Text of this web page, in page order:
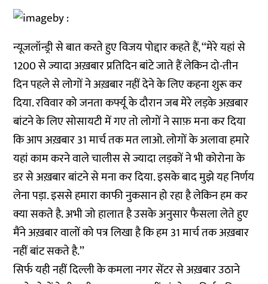
न्यूजलॉन्ड्री से बात करते हुए विजय पोद्दार कहते हैं, ‘‘मेरे यहां से
1200 से ज्यादा अख़बार प्रतिदिन बांटे जाते हैं लेकिन दो-तीन
दिन पहले से लोगों ने अख़बार नहीं देने के लिए कहना शुरू कर
दिया. रविवार को जनता कर्फ्यू के दौरान जब मेरे लड़के अख़बार
बांटने के लिए सोसायटी में गए तो लोगों ने साफ़ मना कर दिया
कि आप अख़बार 31 मार्च तक मत लाओ. लोगों के अलावा हमारे
यहां काम करने वाले चालीस से ज्यादा लड़कों ने भी कोरोना के
डर से अख़बार बांटने से मना कर दिया. इसके बाद मुझे यह निर्णय
लेना पड़ा. इससे हमारा काफी नुकसान हो रहा है लेकिन हम कर
क्या सकते है. अभी जो हालात है उसके अनुसार फैसला लेते हुए
मैंने अख़बार वालों को पत्र लिखा है कि हम 31 मार्च तक अख़बार
नहीं बांट सकते है.’’
सिर्फ यही नहीं दिल्ली के कमला नगर सेंटर से अख़बार उठाने